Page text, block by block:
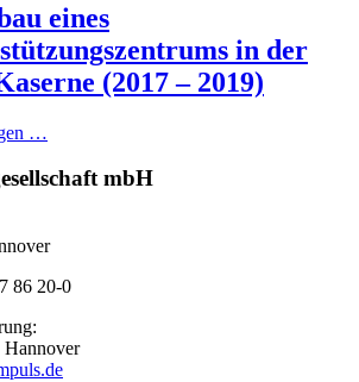
eines
in der
(2017 – 2019)
…
mbH
86 20-0
Hannover